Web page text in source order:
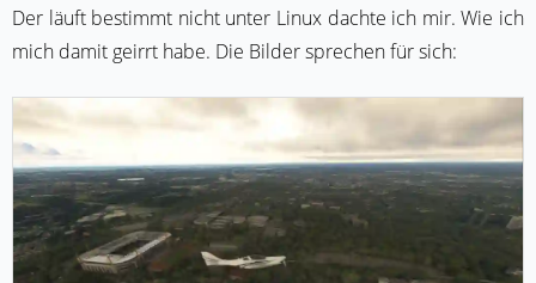
Der läuft bestimmt nicht unter Linux dachte ich mir. Wie ich
mich damit geirrt habe. Die Bilder sprechen für sich: